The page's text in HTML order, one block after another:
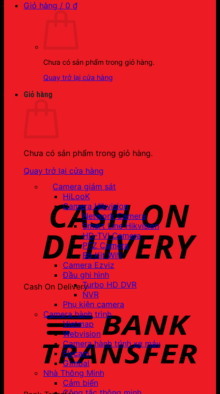
Giỏ hàng / 0 ₫
Chưa có sản phẩm trong giỏ hàng.
Quay trở lại cửa hàng
Giỏ hàng
Chưa có sản phẩm trong giỏ hàng.
Quay trở lại cửa hàng
Cash On Delivery
Camera giám sát
HiLooK
Camera Hikvision
Network Camera
Smart Line Hikvision
HD-TVI Camera
PTZ Camera
Bộ Kit Wifi
Camera Ezviz
Đầu ghi hình
Turbo HD DVR
NVR
Phụ kiện camera
Camera hành trình
Vietmap
Webvision
Camera hành trình xe máy
Flycam
Gimbal
Nhà Thông Minh
Cảm biến